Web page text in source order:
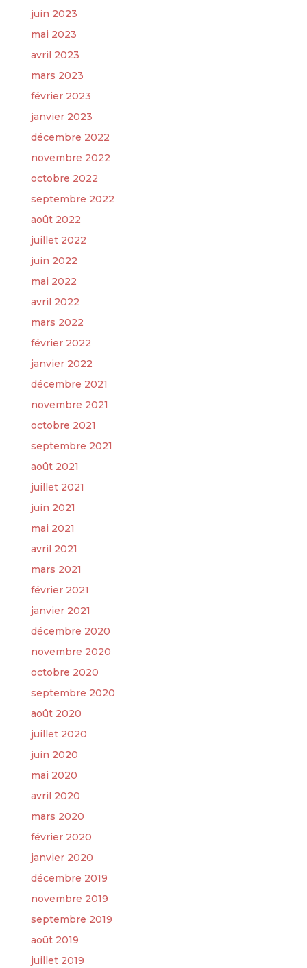
juin 2023
mai 2023
avril 2023
mars 2023
février 2023
janvier 2023
décembre 2022
novembre 2022
octobre 2022
septembre 2022
août 2022
juillet 2022
juin 2022
mai 2022
avril 2022
mars 2022
février 2022
janvier 2022
décembre 2021
novembre 2021
octobre 2021
septembre 2021
août 2021
juillet 2021
juin 2021
mai 2021
avril 2021
mars 2021
février 2021
janvier 2021
décembre 2020
novembre 2020
octobre 2020
septembre 2020
août 2020
juillet 2020
juin 2020
mai 2020
avril 2020
mars 2020
février 2020
janvier 2020
décembre 2019
novembre 2019
septembre 2019
août 2019
juillet 2019